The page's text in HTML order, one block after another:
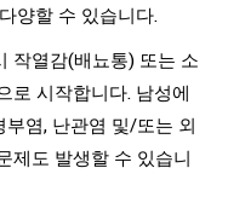
양할 수 있습니다.
작열감(배뇨통) 또는 소
로 시작합니다. 남성에
염, 난관염 및/또는 외
제도 발생할 수 있습니